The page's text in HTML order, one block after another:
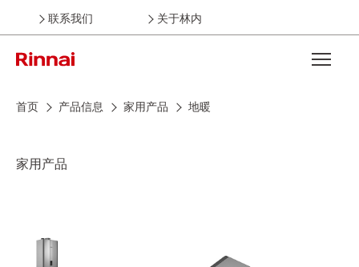
联系我们 关于林内
Open the
首页 产品信息 家用产品 地暖
家用产品